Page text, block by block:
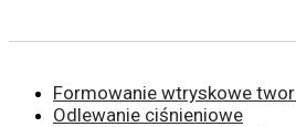
Formowanie wtryskowe
Odlewanie ciśnieniowe